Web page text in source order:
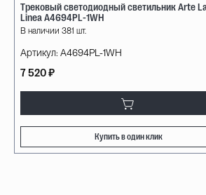
Трековый светодиодный светильник Arte
Linea A4694PL-1WH
В наличии 381 шт.
Артикул: A4694PL-1WH
7 520 ₽
Купить в один клик